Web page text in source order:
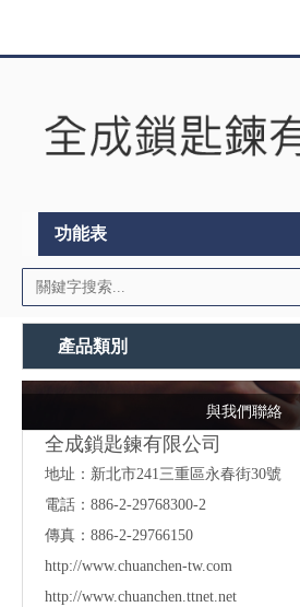
功能表
產品類別
與我們聯絡
全成鎖匙鍊有限公司
地址： 新北市241三重區永春街30號
電話：886-2-29768300-2
傳真：886-2-29766150
http://www.chuanchen-tw.com
http://www.chuanchen.ttnet.net